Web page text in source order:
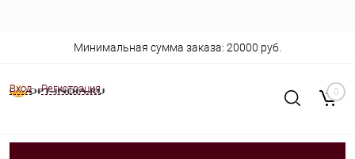
Вход Регистрация
Минимальная сумма заказа: 20000 руб.
0